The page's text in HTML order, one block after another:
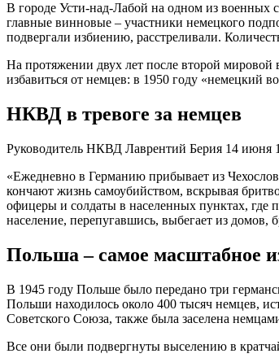
В городе Усти-над-Лабой на одном из военных
главные винновые – участники немецкого
подвергали избиению, расстреливали.
На протяжении двух лет после второй
избавиться от немцев: в 1950 году «немецкий
НКВД в тревоге за немцев
Руководитель НКВД Лаврентий Берия 14 июня
«Ежедневно в Германию прибывает из
кончают жизнь самоубийством, вскрывая
офицеры и солдаты в населенных пунктах, где
население, перепугавшись, выбегает из домов,
Польша – самое масштабное
В 1945 году Польше было передано три
Польши находилось около 400 тысяч немцев,
Советского Союза, также была заселена
Все они были подвергнуты выселению в